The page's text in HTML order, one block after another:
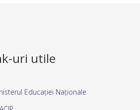
uri utile
Educației Naționale